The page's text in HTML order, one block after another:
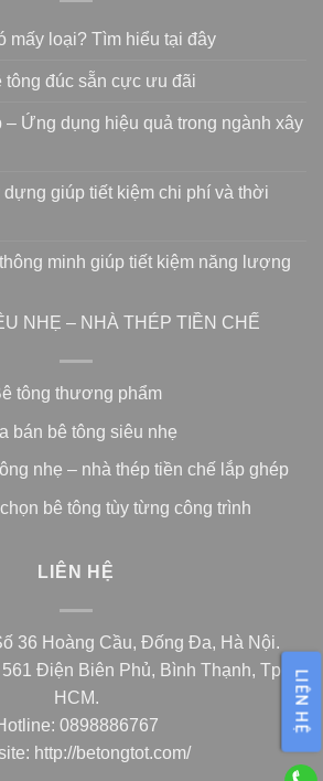
LIÊN HỆ
mấy loại? Tìm hiểu tại đây
tông đúc sẵn cực ưu đãi
– Ứng dụng hiệu quả trong ngành xây
dựng giúp tiết kiệm chi phí và thời
minh giúp tiết kiệm năng lượng
NHẸ – NHÀ THÉP TIỀN CHẾ
tông thương phẩm
bán bê tông siêu nhẹ
nhẹ – nhà thép tiền chế lắp ghép
bê tông tùy từng công trình
LIÊN HỆ
36 Hoàng Cầu, Đống Đa, Hà Nội.
Điện Biên Phủ, Bình Thạnh, Tp.
HCM.
0898886767
http://betongtot.com/